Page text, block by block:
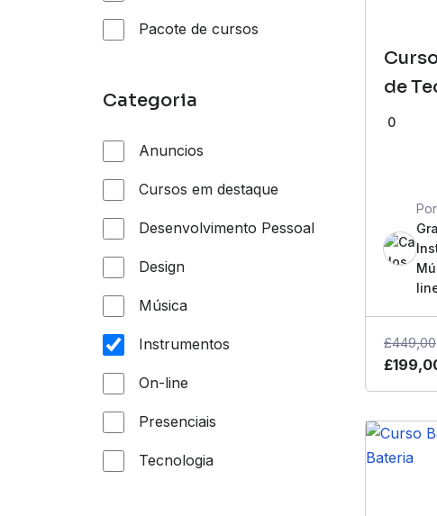
Pacote de cursos
Categoria
Anuncios
Cursos em destaque
Desenvolvimento Pessoal
Design
Música
Instrumentos
On-line
Presenciais
Tecnologia
de
0
Por
£449,00
£